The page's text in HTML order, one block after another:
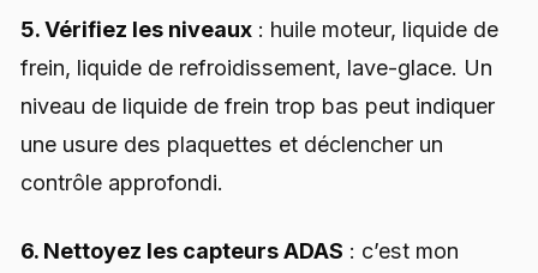
5. Vérifiez les niveaux : huile moteur, liquide de
frein, liquide de refroidissement, lave-glace. Un
niveau de liquide de frein trop bas peut indiquer
une usure des plaquettes et déclencher un
contrôle approfondi.
6. Nettoyez les capteurs ADAS : c’est mon